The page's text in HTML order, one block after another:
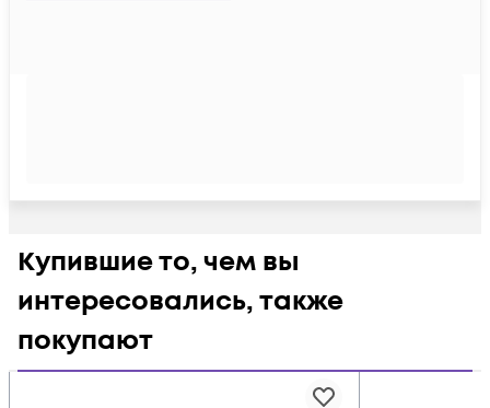
Купившие то, чем вы
интересовались, также
покупают